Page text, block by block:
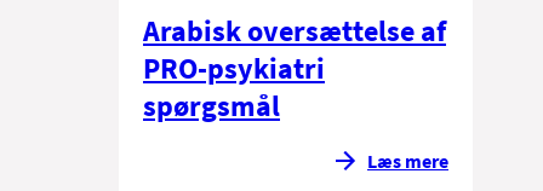
Arabisk oversættelse af
PRO-psykiatri
spørgsmål
Læs mere